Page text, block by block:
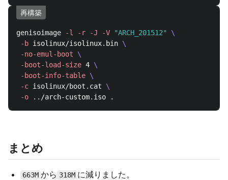
再構築
genisoimage -l -r -J -V "ARCH_201512"
\
-b isolinux/isolinux.bin \
-no-emul-boot
\
-boot-load-size 4 \
-boot-info-table \
-c isolinux/boot.cat \
-o ../arch-custom.iso .
まとめ
663M から 318M に減りました。